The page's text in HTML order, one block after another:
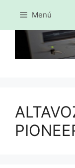
Saltar
al
contenido
Menú